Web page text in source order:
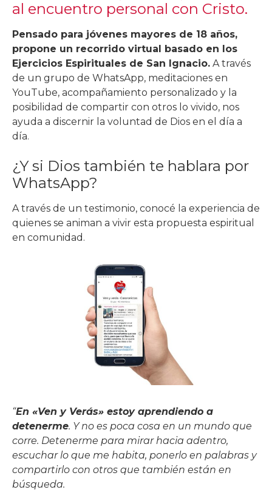
al encuentro personal con Cristo.
Pensado para jóvenes mayores de 18 años,
propone un recorrido virtual basado en los
Ejercicios Espirituales de San Ignacio. A través
de un grupo de WhatsApp, meditaciones en
YouTube, acompañamiento personalizado y la
posibilidad de compartir con otros lo vivido, nos
ayuda a discernir la voluntad de Dios en el día a
día.
¿Y si Dios también te hablara por
WhatsApp?
A través de un testimonio, conocé la experiencia de
quienes se animan a vivir esta propuesta espiritual
en comunidad.
“En «Ven y Verás» estoy aprendiendo a
detenerme. Y no es poca cosa en un mundo que
corre. Detenerme para mirar hacia adentro,
escuchar lo que me habita, ponerlo en palabras y
compartirlo con otros que también están en
búsqueda.